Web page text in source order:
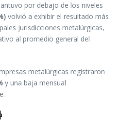
por debajo de los niveles
volvió a exhibir el resultado más
jurisdicciones metalúrgicas,
al promedio general del
metalúrgicas registraron
y una baja mensual